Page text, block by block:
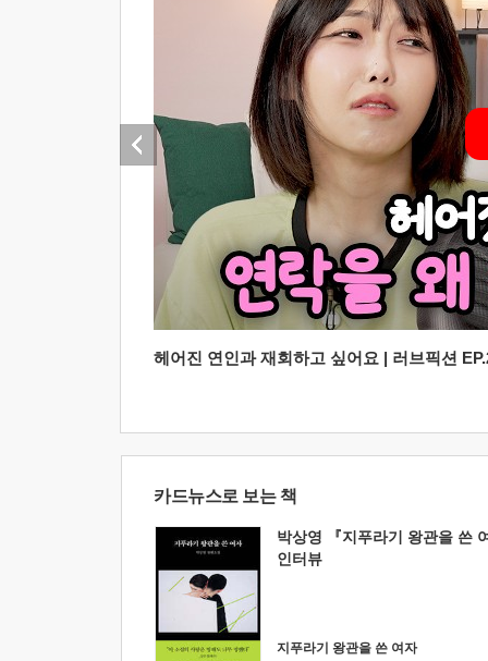
헤어진 연인과 재회하고 싶어요 | 러브픽션
카드뉴스로 보는 책
박상영 『지푸라기 왕관을 쓴
인터뷰
지푸라기 왕관을 쓴 여자